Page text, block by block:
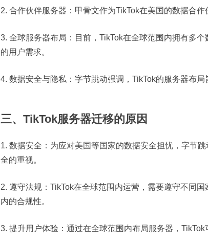
2. 合作伙伴服务器：甲骨文作为TikTok在美国的数据合
3. 全球服务器布局：目前，TikTok在全球范围内拥有多
的用户需求。
4. 数据安全与隐私：字节跳动强调，TikTok的服务器布
三、TikTok服务器迁移的原因
1. 数据安全：为应对美国等国家的数据安全担忧，字节
全的重视。
2. 遵守法规：TikTok在全球范围内运营，需要遵守不同
内的合规性。
3. 提升用户体验：通过在全球范围内布局服务器，